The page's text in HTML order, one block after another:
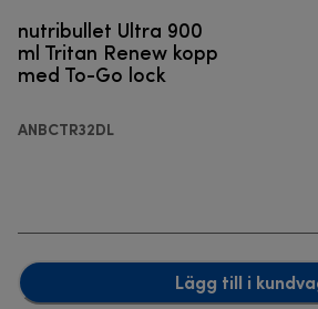
nutribullet Ultra 900
ml Tritan Renew kopp
med To-Go lock
ANBCTR32DL
Lägg till i